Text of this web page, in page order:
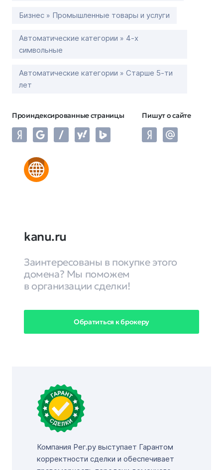
Бизнес » Промышленные товары и услуги
Автоматические категории » 4-х
символьные
Автоматические категории » Старше 5-ти
лет
Проиндексированные страницы Пишут о сайте
kanu.ru
Заинтересованы в покупке этого
домена? Мы поможем
в организации сделки!
Обратиться к брокеру
Компания Рег.ру выступает Гарантом
корректности сделки и обеспечивает